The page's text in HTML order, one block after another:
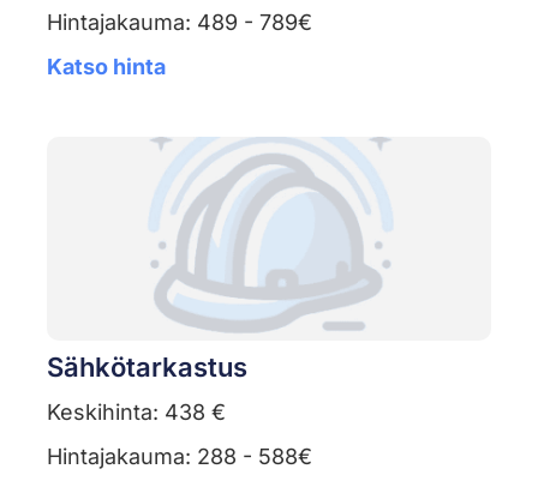
Hintajakauma: 489 - 789€
Katso hinta
Sähkötarkastus
Keskihinta: 438 €
Hintajakauma: 288 - 588€